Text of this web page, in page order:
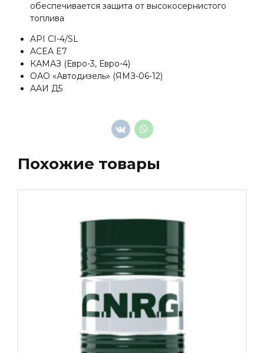
обеспечивается защита от высокосернистого
топлива
API CI-4/SL
ACEA E7
КАМАЗ (Евро-3, Евро-4)
ОАО «Автодизель» (ЯМЗ-06-12)
ААИ Д5
Похожие товары